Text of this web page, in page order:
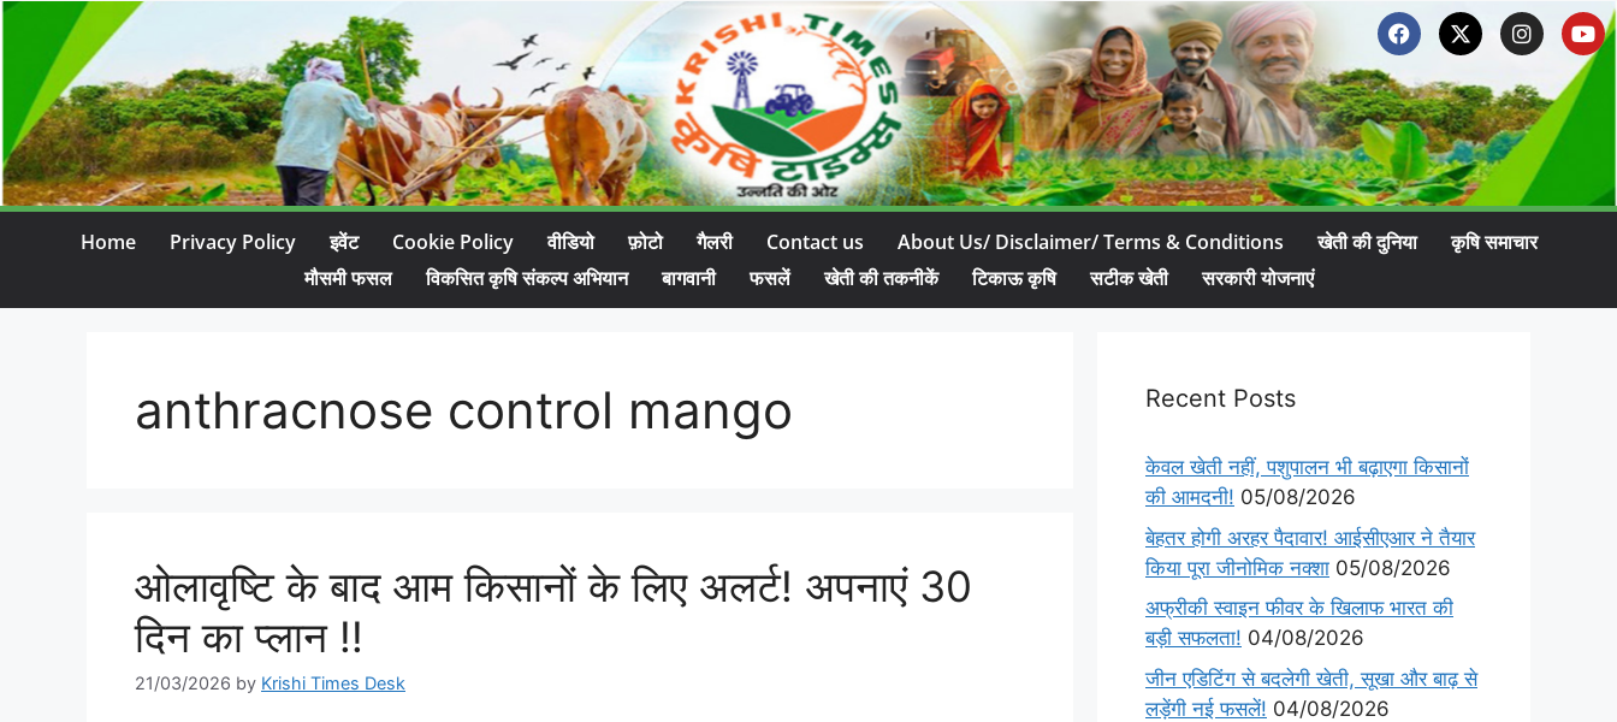
Home Privacy Policy इवेंट Cookie Policy वीडियो फ़ोटो गैलरी Contact us About Us/ Disclaimer/ Terms & Conditions खेती की दुनिया
कृषि समाचार
मौसमी फसल
विकसित कृषि संकल्प अभियान बागवानी फसलें खेती की तकनीकें टिकाऊ कृषि सटीक खेती सरकारी योजनाएं
anthracnose control mango
ओलावृष्टि के बाद आम किसानों के लिए अलर्ट! अपनाएं 30
दिन का प्लान !!
21/03/2026 by Krishi Times Desk
Recent Posts
केवल खेती नहीं, पशुपालन भी बढ़ाएगा किसानों
की आमदनी! 05/08/2026
बेहतर होगी अरहर पैदावार! आईसीएआर ने तैयार
किया पूरा जीनोमिक नक्शा 05/08/2026
अफ्रीकी स्वाइन फीवर के खिलाफ भारत की
बड़ी सफलता! 04/08/2026
जीन एडिटिंग से बदलेगी खेती, सूखा और बाढ़ से
लड़ेंगी नई फसलें! 04/08/2026